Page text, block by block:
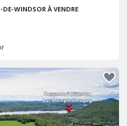
WINDSOR À VENDRE